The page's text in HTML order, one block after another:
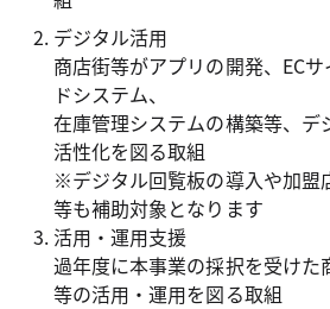
デジタル活用
商店街等がアプリの開発、EC
ドシステム、
在庫管理システムの構築等、デ
活性化を図る取組
※デジタル回覧板の導入や加盟
等も補助対象となります
活用・運用支援
過年度に本事業の採択を受けた
等の活用・運用を図る取組